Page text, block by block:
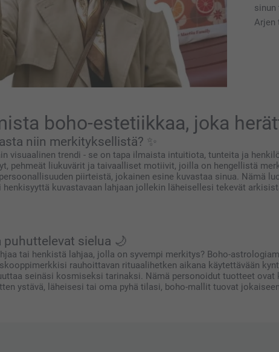
Arjen
boho-estetiikkaa, joka
niin merkityksellistä? ✨
visuaalinen trendi - se on tapa ilmaista intuitiota, tunteita ja
pehmeät liukuvärit ja taivaalliset motiivit, joilla on hengellistä
piirteistä, jokainen esine kuvastaa sinua. Nämä
kuvastavaan lahjaan jollekin läheisellesi tekevät
sielua 🌙
tai henkistä lahjaa, jolla on syvempi merkitys? Boho-
rauhoittavan rituaalihetken aikana käytettävään
seinäsi kosmiseksi tarinaksi. Nämä personoidut tuotteet
ystävä, läheisesi tai oma pyhä tilasi, boho-mallit tuovat